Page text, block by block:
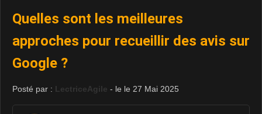
Quelles sont les meilleures
approches pour recueillir des avis sur
Google ?
Posté par : LectriceAgile - le le 27 Mai 2025